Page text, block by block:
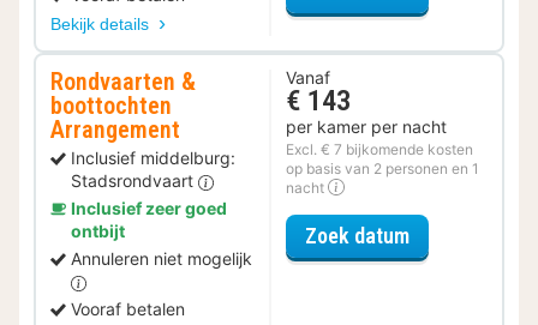
Bekijk details
Rondvaarten &
boottochten
Arrangement
Inclusief middelburg:
Stadsrondvaart
Inclusief zeer goed
ontbijt
Annuleren niet mogelijk
Vooraf betalen
Vanaf
€ 143
per kamer per nacht
Excl. € 7 bijkomende kosten
op basis van 2 personen en 1
nacht
Zoek datumvoor